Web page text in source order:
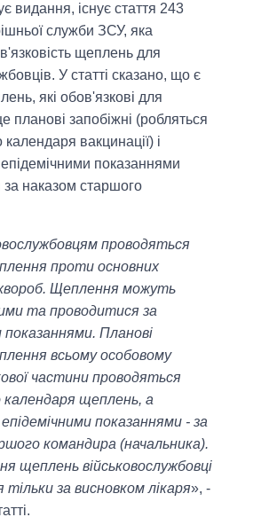
видання, існує стаття 243
служби ЗСУ, яка
щеплень для
У статті сказано, що є
які обов'язкові для
планові запобіжні (робляться
календаря вакцинації) і
показаннями
за наказом старшого
проводяться
проти основних
Щеплення можуть
та проводитися за
показаннями. Планові
всьому особовому
частини проводяться
календаря щеплень, а
показаннями - за
командира (начальника).
щеплень військовослужбовці
тільки за висновком лікаря», -